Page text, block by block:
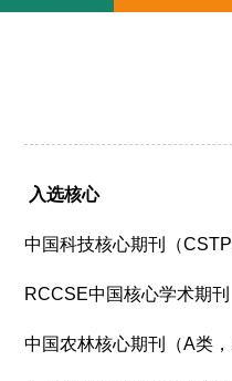
入选核心
中国科技核心期刊（
RCCSE中国核心学术期刊
中国农林核心期刊（A类